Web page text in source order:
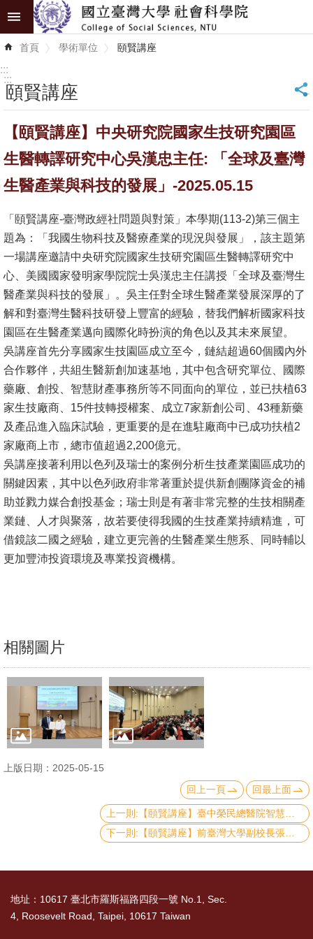
跳到主要內容區塊
進
階
識
學
術
單
位
研
究
消
息
公
告
國
際
化
高
教
深
耕
文
件
心
&
學
輔
源
與
首頁 學術單位 頤賢講座
:::
:::
頤賢講座 _
【頤賢講座】中央研究院國家生技研究園區
生醫轉譯研究中心吳漢忠主任: 「全球及臺灣
生醫產業與科技的發展」-2025.05.15
「頤賢講座-臺灣政經社問題與對策」本學期(113-2)第三個主
題為：「我國生物科技及醫療產業的現況與發展」，該主題第
一場講座邀請中央研究院國家生技研究園區生醫轉譯研究中
心、美國國家發明家學院院士吳漢忠主任講授「全球及臺灣生
醫產業與科技的發展」。吳主任對全球生醫產業發展深厚的了
解和對臺灣生醫科技研發上豐富的經驗，替我們解析國家科技
園區在生醫產業邁向國際化時扮演的角色以及其未來展望。
吳講座首先分享國家生技園區成立至今，鏈結超過60個國內外
合作夥伴，共組生醫新創加速基地，其中包含研究單位、國際
藥廠、創投、智慧財產事務所等不同面向的單位，並已扶植63
家生技廠商、15件技轉授權案、成立7家新創公司、43種新藥
及產品進入臨床試驗，更重要的是在進駐廠商中已成功扶植2
家廠商上市，總市值超過2,200億元。
吳講座接著利用以色列及瑞士的案例分析生技產業園區成功的
關鍵因素，其中以色列政府非常著重於提供新創團隊資金的補
助並戮力媒合創投基金；瑞士則是有著非常完整的生技相關產
業鏈、人才與聚落，故若要使得我國的生技產業持續精進，可
借鏡該二國之經驗，建立更完善的生醫產業生態系、同時輔以
更加豐沛投資環境及專業投資機構。
相關圖片
上版日期：2025-05-15
回上一頁
回最上面
地址：10617 臺北市羅斯福路四段一號 No.1, Sec.
4, Roosevelt Road, Taipei, 10617 Taiwan